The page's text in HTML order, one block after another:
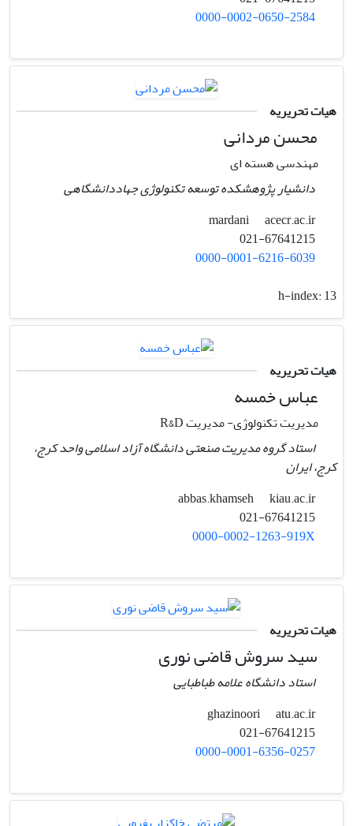
0000-0002-0650-2584
هیات تحریریه
محسن مردانی
مهندسی هسته ای
دانشیار پژوهشکده توسعه تکنولوژی جهاددانشگاهی
mardani
acecr.ac.ir
0000-0001-6216-6039
h-index:13
هیات تحریریه
عباس خمسه
مدیریت تکنولوژی- مدیریت R&D
استاد گروه مدیریت صنعتی دانشگاه آزاد اسلامی واحد کرج،
کرج، ایران
abbas.khamseh
kiau.ac.ir
0000-0002-1263-919X
هیات تحریریه
سید سروش قاضی نوری
استاد دانشگاه علامه طباطبایی
ghazinoori
atu.ac.ir
0000-0001-6356-0257